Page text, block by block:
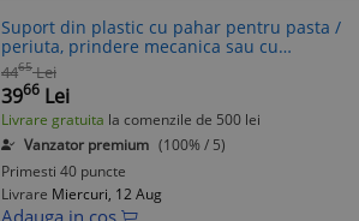
Suport din plastic cu pahar pentru pasta /
periuta, prindere mecanica sau cu
ventuza, negru, SV459, 130 mm
4465 Lei
3966 Lei
Livrare gratuita la comenzile de 500 lei
Vanzator premium (100% / 5)
Primesti 40 puncte
Livrare Miercuri, 12 Aug
Adauga in cos